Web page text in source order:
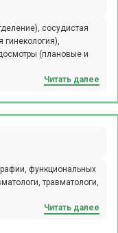
Читать далее
функциональных
травматологи,
Читать далее